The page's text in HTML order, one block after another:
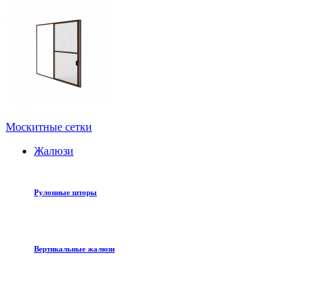
Москитные сетки
Жалюзи
Рулонные шторы
Вертикальные жалюзи